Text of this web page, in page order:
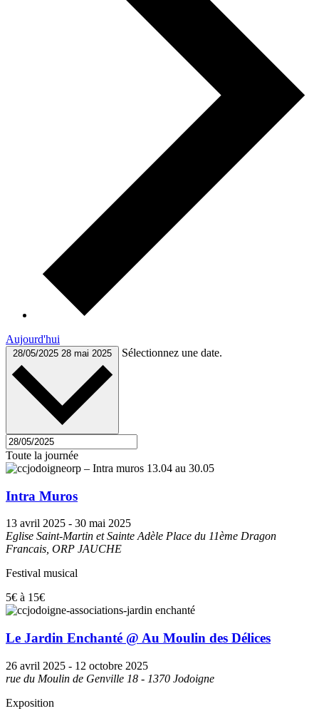
Aujourd'hui
28/05/2025 28 mai 2025 Sélectionnez une date.
Toute la journée
Intra Muros
13 avril 2025 - 30 mai 2025
Eglise Saint-Martin et Sainte Adèle Place du 11ème Dragon
Francais, ORP JAUCHE
Festival musical
5€ à 15€
Le Jardin Enchanté @ Au Moulin des Délices
26 avril 2025 - 12 octobre 2025
rue du Moulin de Genville 18 - 1370 Jodoigne
Exposition